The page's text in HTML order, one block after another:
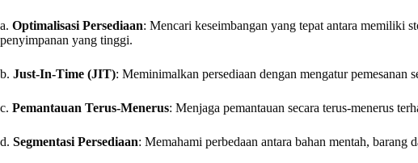
a. Optimalisasi Persediaan: Mencari keseimbangan yang tepat antara memiliki
penyimpanan yang tinggi.
b. Just-In-Time (JIT): Meminimalkan persediaan dengan mengatur pemesanan
c. Pemantauan Terus-Menerus: Menjaga pemantauan secara terus-menerus
d. Segmentasi Persediaan: Memahami perbedaan antara bahan mentah,